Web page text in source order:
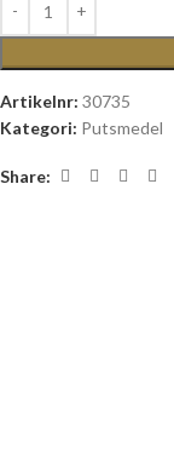
Artikelnr: 30735
Kategori: Putsmedel
Share: